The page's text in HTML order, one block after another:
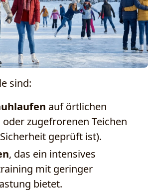
sind:
auf örtlichen
oder zugefrorenen Teichen
geprüft ist).
, das ein intensives
mit geringer
bietet.